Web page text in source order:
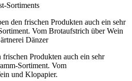
Sortiments
frischen Produkten auch ein sehr
Sortiment. Vom
und Klopapier.